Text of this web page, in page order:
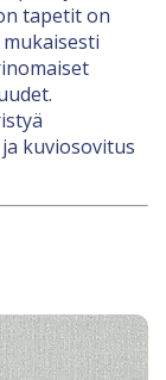
tapetit on
kuviosovitus